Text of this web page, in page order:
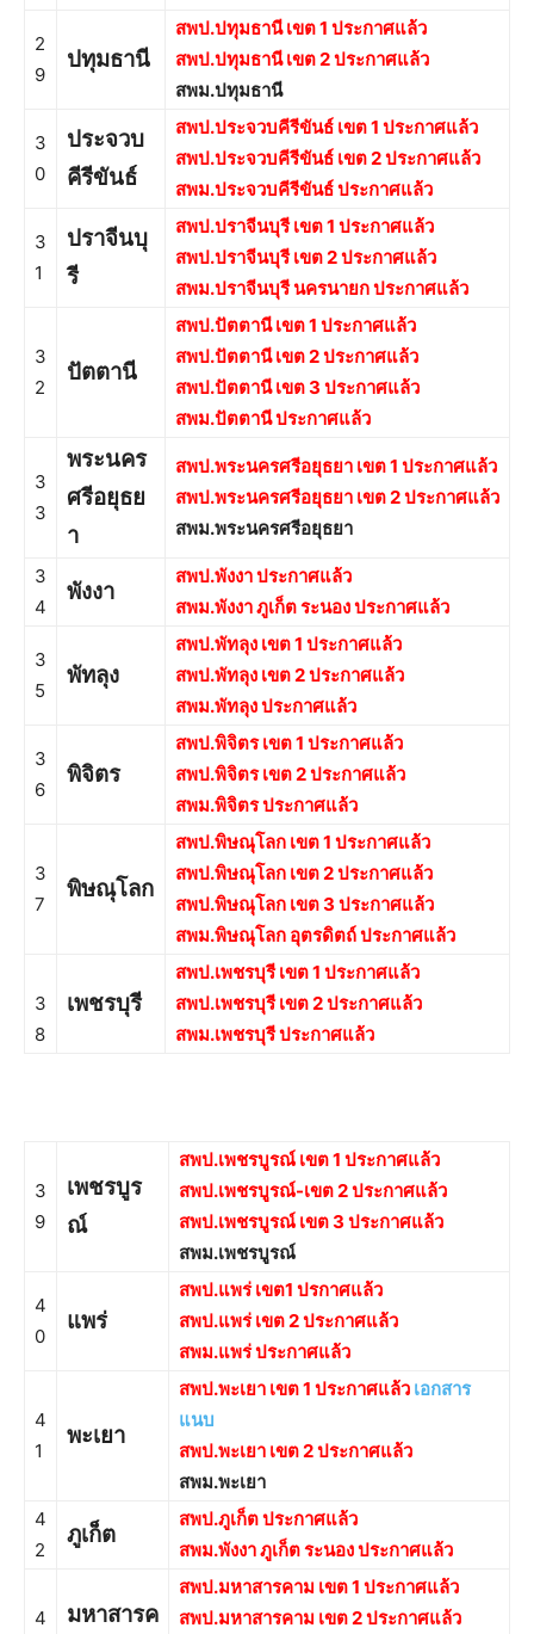
2
9
ปทุมธานี
สพป.ปทุมธานี เขต 1 ประกาศแล้ว
สพป.ปทุมธานี เขต 2 ประกาศแล้ว
สพม.ปทุมธานี
3
0
ประจวบ
คีรีขันธ์
สพป.ประจวบคีรีขันธ์ เขต 1 ประกาศแล้ว
สพป.ประจวบคีรีขันธ์ เขต 2 ประกาศแล้ว
สพม.ประจวบคีรีขันธ์ ประกาศแล้ว
3
1
ปราจีนบุ
รี
สพป.ปราจีนบุรี เขต 1 ประกาศแล้ว
สพป.ปราจีนบุรี เขต 2 ประกาศแล้ว
สพม.ปราจีนบุรี นครนายก ประกาศแล้ว
3
2
ปัตตานี
สพป.ปัตตานี เขต 1 ประกาศแล้ว
สพป.ปัตตานี เขต 2 ประกาศแล้ว
สพป.ปัตตานี เขต 3 ประกาศแล้ว
สพม.ปัตตานี ประกาศแล้ว
3
3
พระนคร
ศรีอยุธย
า
สพป.พระนครศรีอยุธยา เขต 1 ประกาศแล้ว
สพป.พระนครศรีอยุธยา เขต 2 ประกาศแล้ว
สพม.พระนครศรีอยุธยา
3
4
พังงา
สพป.พังงา ประกาศแล้ว
สพม.พังงา ภูเก็ต ระนอง ประกาศแล้ว
3
5
พัทลุง
สพป.พัทลุง เขต 1 ประกาศแล้ว
สพป.พัทลุง เขต 2 ประกาศแล้ว
สพม.พัทลุง ประกาศแล้ว
3
6
พิจิตร
สพป.พิจิตร เขต 1 ประกาศแล้ว
สพป.พิจิตร เขต 2 ประกาศแล้ว
สพม.พิจิตร ประกาศแล้ว
3
7
พิษณุโลก
สพป.พิษณุโลก เขต 1 ประกาศแล้ว
สพป.พิษณุโลก เขต 2 ประกาศแล้ว
สพป.พิษณุโลก เขต 3 ประกาศแล้ว
สพม.พิษณุโลก อุตรดิตถ์ ประกาศแล้ว
3
8
เพชรบุรี
สพป.เพชรบุรี เขต 1 ประกาศแล้ว
สพป.เพชรบุรี เขต 2 ประกาศแล้ว
สพม.เพชรบุรี ประกาศแล้ว
3
9
เพชรบูร
ณ์
สพป.เพชรบูรณ์ เขต 1 ประกาศแล้ว
สพป.เพชรบูรณ์-เขต 2 ประกาศแล้ว
สพป.เพชรบูรณ์ เขต 3 ประกาศแล้ว
สพม.เพชรบูรณ์
4
0
แพร่
สพป.แพร่ เขต1 ปรกาศแล้ว
สพป.แพร่ เขต 2 ประกาศแล้ว
สพม.แพร่ ประกาศแล้ว
4
1
พะเยา
สพป.พะเยา เขต 1 ประกาศแล้ว เอกสาร
แนบ
สพป.พะเยา เขต 2 ประกาศแล้ว
สพม.พะเยา
4
2
ภูเก็ต
สพป.ภูเก็ต ประกาศแล้ว
สพม.พังงา ภูเก็ต ระนอง ประกาศแล้ว
4
มหาสารค
สพป.มหาสารคาม เขต 1 ประกาศแล้ว
สพป.มหาสารคาม เขต 2 ประกาศแล้ว